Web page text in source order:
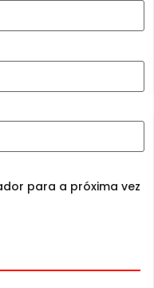
para a próxima vez